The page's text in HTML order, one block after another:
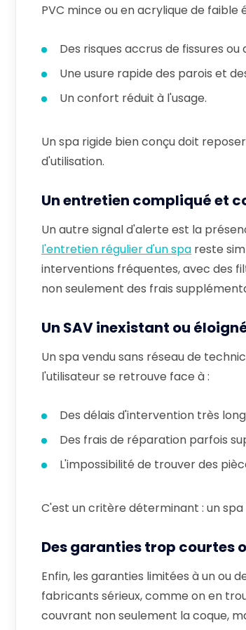
PVC mince ou en acrylique de faible
Des risques accrus de fissures
Une usure rapide des parois et
Un confort réduit à l'usage.
Un spa rigide bien conçu doit
d'utilisation.
Un entretien compliqué et
Un autre signal d'alerte est la
l'entretien régulier d'un spa reste
interventions fréquentes, avec des
non seulement des frais
Un SAV inexistant ou
Un spa vendu sans réseau de
l'utilisateur se retrouve face à :
Des délais d'intervention très
Des frais de réparation parfois
L'impossibilité de trouver des
C'est un critère déterminant : un
Des garanties trop courtes
Enfin, les garanties limitées à un ou
fabricants sérieux, comme on en
couvrant non seulement la coque,